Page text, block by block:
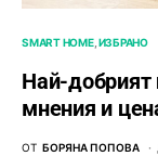
SMART HOME ИЗБРАНО
Най-добрият
мнения и
ОТ БОРЯНА ПОПОВА